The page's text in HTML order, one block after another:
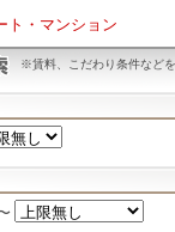
ト・マンション
※賃料、こだわり条件など